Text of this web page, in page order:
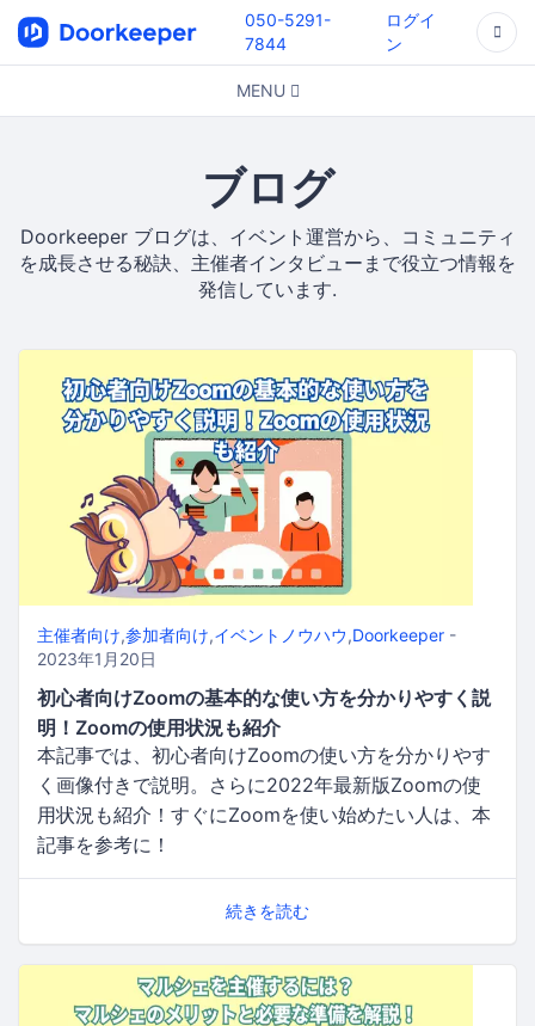
050-5291-
7844
ログイ
ン
MENU
ブログ
Doorkeeper ブログは、イベント運営から、コミュニティ
を成長させる秘訣、主催者インタビューまで役立つ情報を
発信しています.
主催者向け,参加者向け,イベントノウハウ,Doorkeeper -
2023年1月20日
初心者向けZoomの基本的な使い方を分かりやすく説
明！Zoomの使用状況も紹介
本記事では、初心者向けZoomの使い方を分かりやす
く画像付きで説明。さらに2022年最新版Zoomの使
用状況も紹介！すぐにZoomを使い始めたい人は、本
記事を参考に！
続きを読む